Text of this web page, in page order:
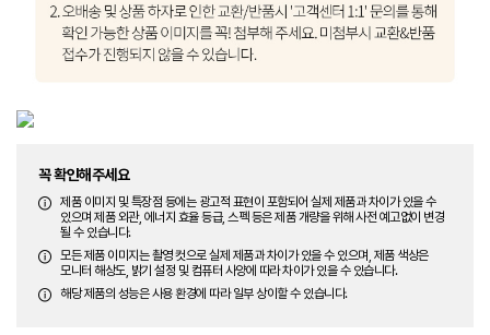
꼭 확인해주세요
제품 이미지 및 특장점 등에는 광고적 표현이 포함되어 실제 제품과 차이가 있을 수
있으며 제품 외관, 에너지 효율 등급, 스펙 등은 제품 개량을 위해 사전 예고없이 변경
될 수 있습니다.
모든 제품 이미지는 촬영 컷으로 실제 제품과 차이가 있을 수 있으며, 제품 색상은
모니터 해상도, 밝기 설정 및 컴퓨터 사양에 따라 차이가 있을 수 있습니다.
해당 제품의 성능은 사용 환경에 따라 일부 상이할 수 있습니다.